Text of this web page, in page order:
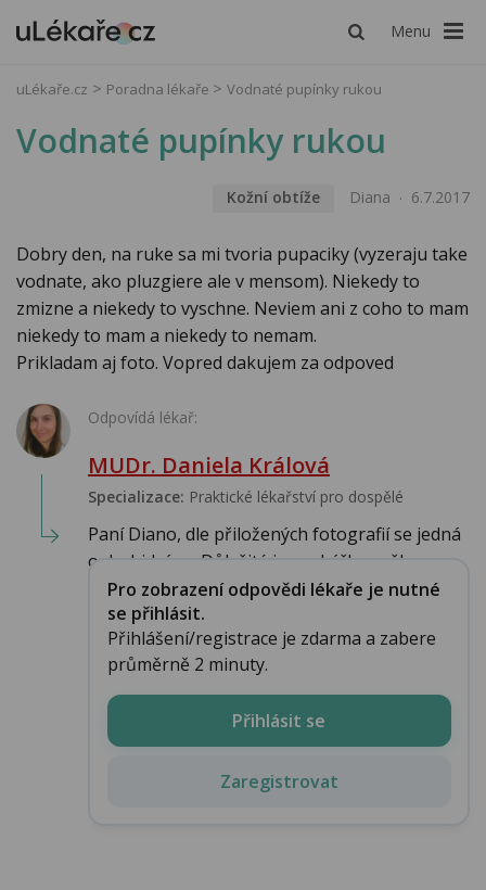
Menu
uLékaře.cz Poradna lékaře Vodnaté pupínky rukou
Vodnaté pupínky rukou
Kožní obtíže Diana 6.7.2017
Dobry den, na ruke sa mi tvoria pupaciky (vyzeraju take
vodnate, ako pluzgiere ale v mensom). Niekedy to
zmizne a niekedy to vyschne. Neviem ani z coho to mam
niekedy to mam a niekedy to nemam.
Prikladam aj foto. Vopred dakujem za odpoved
Odpovídá lékař:
MUDr. Daniela Králová
Specializace: Praktické lékařství pro dospělé
Paní Diano, dle přiložených fotografií se jedná
o dyshidrózu. Důležité je puchýřky nešk...
Pro zobrazení odpovědi lékaře je nutné
se přihlásit.
Přihlášení/registrace je zdarma a zabere
průměrně 2 minuty.
Přihlásit se
Zaregistrovat